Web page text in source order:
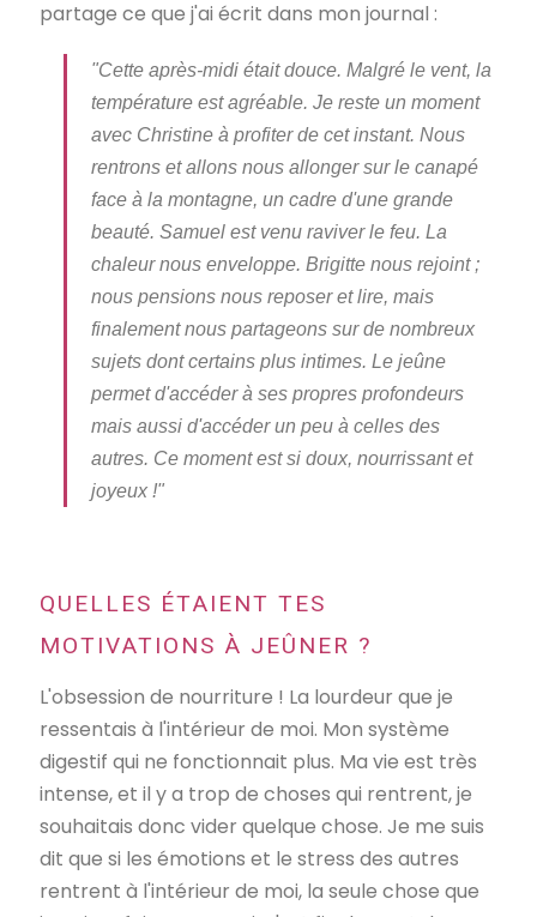
partage ce que j'ai écrit dans mon journal :
"Cette après-midi était douce. Malgré le vent, la
température est agréable. Je reste un moment
avec Christine à profiter de cet instant. Nous
rentrons et allons nous allonger sur le canapé
face à la montagne, un cadre d'une grande
beauté. Samuel est venu raviver le feu. La
chaleur nous enveloppe. Brigitte nous rejoint ;
nous pensions nous reposer et lire, mais
finalement nous partageons sur de nombreux
sujets dont certains plus intimes. Le jeûne
permet d'accéder à ses propres profondeurs
mais aussi d'accéder un peu à celles des
autres. Ce moment est si doux, nourrissant et
joyeux !"
QUELLES ÉTAIENT TES
MOTIVATIONS À JEÛNER ?
L'obsession de nourriture ! La lourdeur que je
ressentais à l'intérieur de moi. Mon système
digestif qui ne fonctionnait plus. Ma vie est très
intense, et il y a trop de choses qui rentrent, je
souhaitais donc vider quelque chose. Je me suis
dit que si les émotions et le stress des autres
rentrent à l'intérieur de moi, la seule chose que